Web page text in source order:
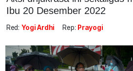
Ibu 20 Desember 2022
Red: Yogi Ardhi Rep: Prayogi